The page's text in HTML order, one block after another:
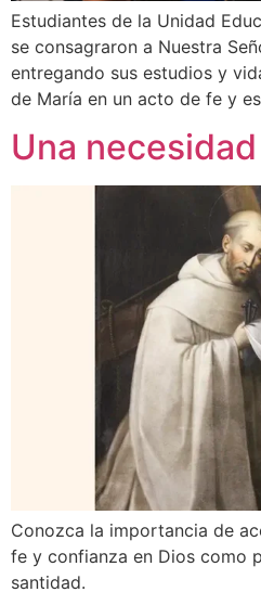
Estudiantes de la Unidad
se consagraron a Nuestra
entregando sus estudios y
de María en un acto de fe y
Una
Conozca la importancia de
fe y confianza en Dios como
santidad.